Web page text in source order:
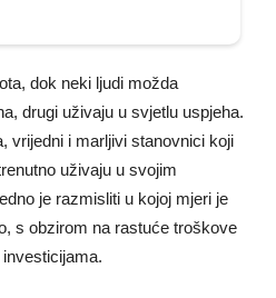
dok neki ljudi možda
drugi uživaju u svjetlu uspjeha.
vrijedni i marljivi stanovnici koji
uživaju u svojim
je razmisliti u kojoj mjeri je
s obzirom na rastuće troškove